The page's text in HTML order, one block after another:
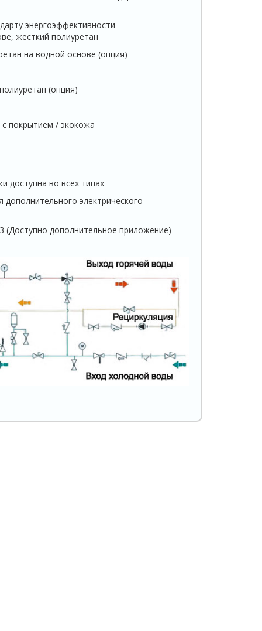
энергоэффективности
жесткий полиуретан
на водной основе (опция)
(опция)
покрытием / экокожа
доступна во всех типах
электрического
(Доступно дополнительное приложение)